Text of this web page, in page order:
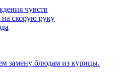
чувств
скорую руку
замену блюдам из курицы.